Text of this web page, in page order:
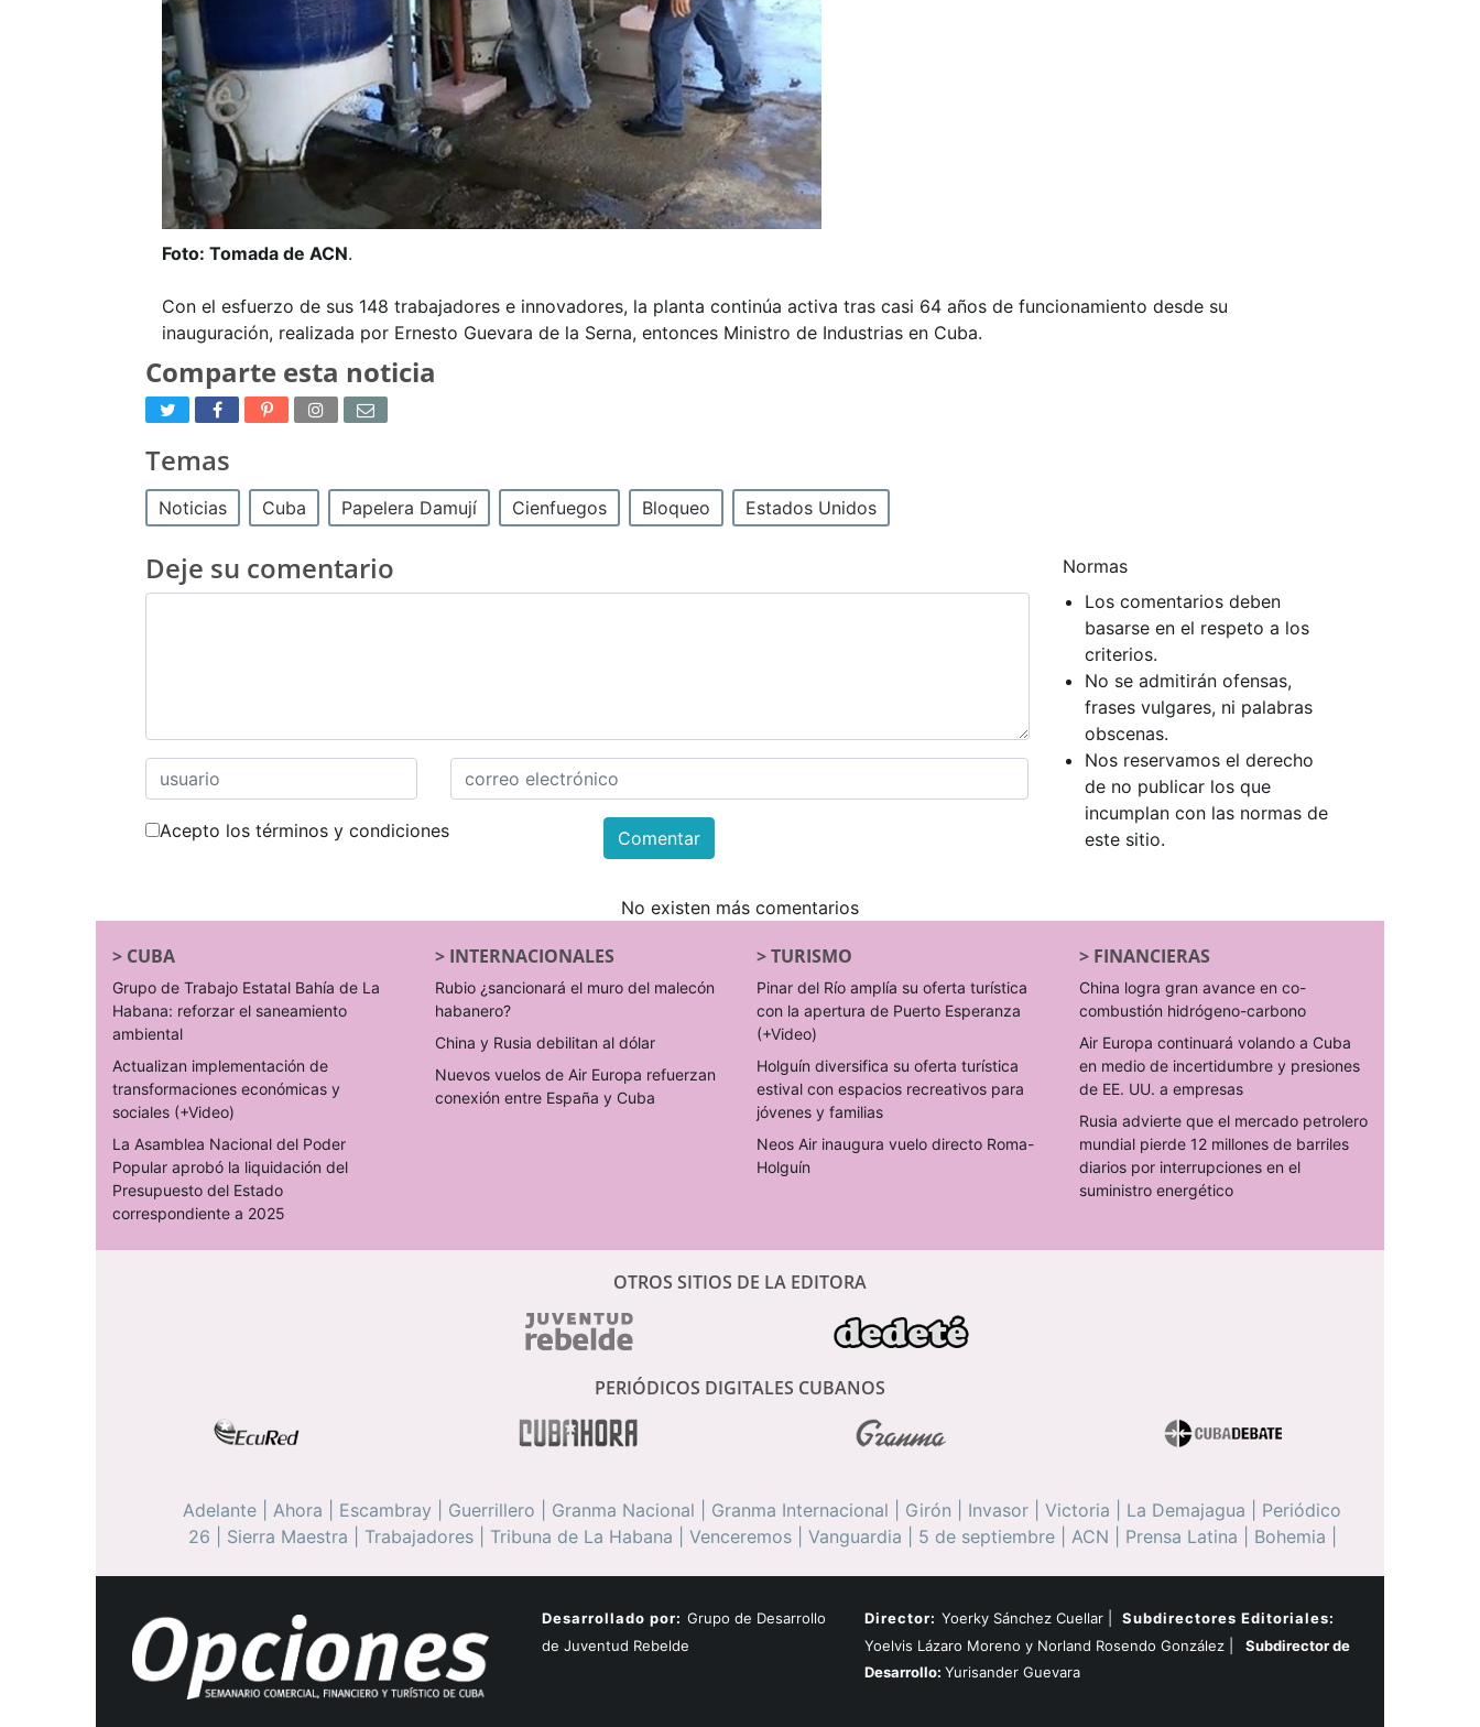
Foto: Tomada de ACN.
Con el esfuerzo de sus 148 trabajadores e innovadores, la planta continúa activa tras casi 64 años de funcionamiento desde su
inauguración, realizada por Ernesto Guevara de la Serna, entonces Ministro de Industrias en Cuba.
Comparte esta noticia
Temas
Noticias Cuba Papelera Damují Cienfuegos Bloqueo Estados Unidos
Deje su comentario
Acepto los términos y condiciones Comentar
Normas
Los comentarios deben
basarse en el respeto a los
criterios.
No se admitirán ofensas,
frases vulgares, ni palabras
obscenas.
Nos reservamos el derecho
de no publicar los que
incumplan con las normas de
este sitio.
No existen más comentarios
> CUBA
Grupo de Trabajo Estatal Bahía de La
Habana: reforzar el saneamiento
ambiental
Actualizan implementación de
transformaciones económicas y
sociales (+Video)
La Asamblea Nacional del Poder
Popular aprobó la liquidación del
Presupuesto del Estado
correspondiente a 2025
> INTERNACIONALES
Rubio ¿sancionará el muro del malecón
habanero?
China y Rusia debilitan al dólar
Nuevos vuelos de Air Europa refuerzan
conexión entre España y Cuba
>TURISMO
Pinar del Río amplía su oferta turística
con la apertura de Puerto Esperanza
(+Video)
Holguín diversifica su oferta turística
estival con espacios recreativos para
jóvenes y familias
Neos Air inaugura vuelo directo Roma-
Holguín
> FINANCIERAS
China logra gran avance en co-
combustión hidrógeno-carbono
Air Europa continuará volando a Cuba
en medio de incertidumbre y presiones
de EE. UU. a empresas
Rusia advierte que el mercado petrolero
mundial pierde 12 millones de barriles
diarios por interrupciones en el
suministro energético
OTROS SITIOS DE LA EDITORA
PERIÓDICOS DIGITALES CUBANOS
Adelante Ahora Escambray Guerrillero Granma Nacional Granma Internacional Girón Invasor Victoria La Demajagua
Periódico
26
Sierra Maestra Trabajadores| Tribuna de La Habana Venceremos| Vanguardia 5 de septiembre| ACN Prensa Latina Bohemia
Desarrollado por: Grupo de Desarrollo
de Juventud Rebelde
Director: Yoerky Sánchez Cuellar |
Subdirectores Editoriales:
Yoelvis Lázaro Moreno y Norland Rosendo González |
Subdirector de
Desarrollo: Yurisander Guevara